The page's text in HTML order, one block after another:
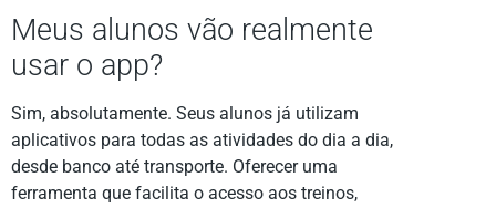
Meus alunos vão realmente
usar o app?
Sim, absolutamente. Seus alunos já utilizam
aplicativos para todas as atividades do dia a dia,
desde banco até transporte. Oferecer uma
ferramenta que facilita o acesso aos treinos,